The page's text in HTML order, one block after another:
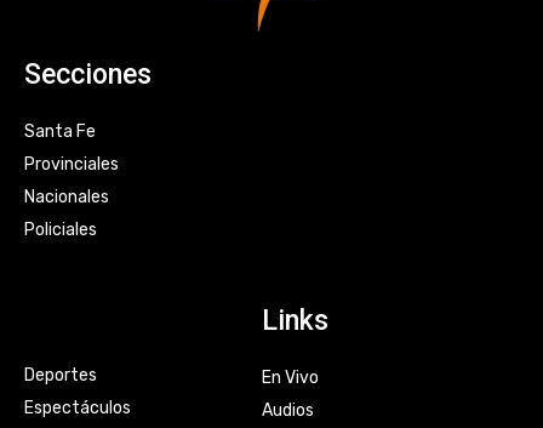
Secciones
Santa Fe
Provinciales
Nacionales
Policiales
Deportes
Espectáculos
Links
En Vivo
Audios